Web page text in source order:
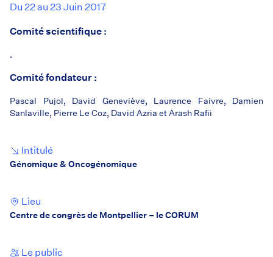
Du 22 au 23 Juin 2017
Comité scientifique :
.
Comité fondateur :
Pascal Pujol, David Geneviève, Laurence Faivre, Damien
Sanlaville, Pierre Le Coz, David Azria et Arash Rafii
Intitulé
Génomique & Oncogénomique
Lieu
Centre de congrès de Montpellier – le CORUM
Le public